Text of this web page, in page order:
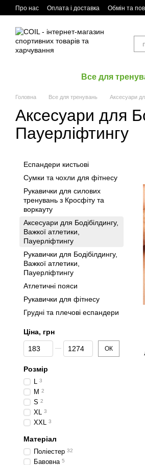
Перейти до основного контенту
Про нас Оплата і доставка Обмін та
Все для
Головна Все для тренувань Аксесуари
Аксесуари для
Пауерліфтингу
Еспандери кистьові
Сумки та чохли для фітнесу
Рукавички для силових
тренувань з Кросфіту та
воркауту
Аксесуари для Бодібілдингу,
Важкої атлетики,
Пауерліфтингу
Рукавички для Бодібілдингу,
Важкої атлетики,
Пауерліфтингу
Атлетичні пояси
Рукавички для фітнесу
Грудні та плечові еспандери
Ціна, грн
Від Ціна, грн
До Ціна, грн ОК
Розмір
L 3
M 2
S 2
XL 3
XXL 3
Матеріал
Поліестер 32
Бавовна 5